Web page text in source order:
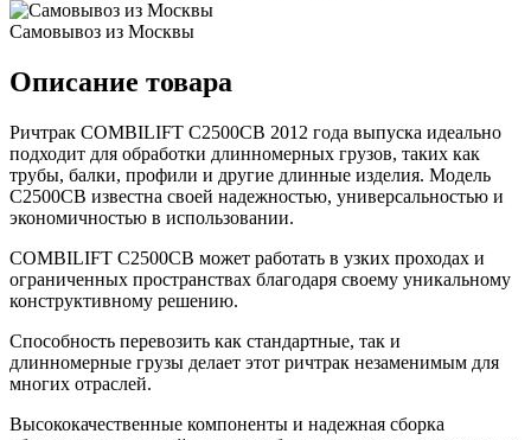
Самовывоз из Москвы
Описание товара
Ричтрак COMBILIFT C2500CB 2012 года выпуска идеально
подходит для обработки длинномерных грузов, таких как
трубы, балки, профили и другие длинные изделия. Модель
C2500CB известна своей надежностью, универсальностью и
экономичностью в использовании.
COMBILIFT C2500CB может работать в узких проходах и
ограниченных пространствах благодаря своему уникальному
конструктивному решению.
Способность перевозить как стандартные, так и
длинномерные грузы делает этот ричтрак незаменимым для
многих отраслей.
Высококачественные компоненты и надежная сборка